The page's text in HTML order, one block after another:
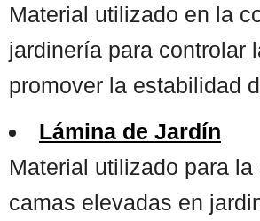
Material utilizado en la
jardinería para controlar
promover la estabilidad
Lámina de Jardín
Material utilizado para la
camas elevadas en